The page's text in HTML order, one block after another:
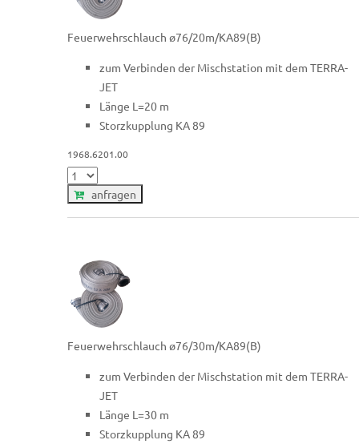
Feuerwehrschlauch ø76/20m/KA89(B)
zum Verbinden der Mischstation mit dem TERRA-
JET
Länge L=20 m
Storzkupplung KA 89
1968.6201.00
anfragen
Feuerwehrschlauch ø76/30m/KA89(B)
zum Verbinden der Mischstation mit dem TERRA-
JET
Länge L=30 m
Storzkupplung KA 89